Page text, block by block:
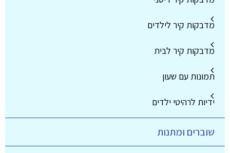
מדבקות קיר לילדים
מדבקות קיר לבית
תמונות עם שעון
ידיות לרהיטי ילדים
שוברים ומתנות